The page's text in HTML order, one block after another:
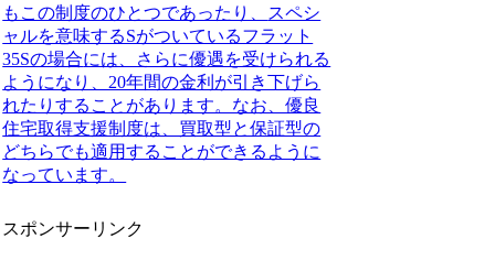
もこの制度のひとつであったり、
スペシ
ャルを意味するSがついているフラット
35Sの場合には、さらに優遇を受けられる
ようになり、20年間の金利が引き下げら
れたりすることがあります。なお、優良
住宅取得支援制度は、買取型と保証型の
どちらでも適用することができるように
なっています。
スポンサーリンク